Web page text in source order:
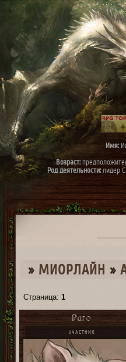
Имя:
Возраст:
Род деятельности:лидер
Возраст:
» МИОРЛАЙН »
Страница:1
Раго
УЧАСТНИК